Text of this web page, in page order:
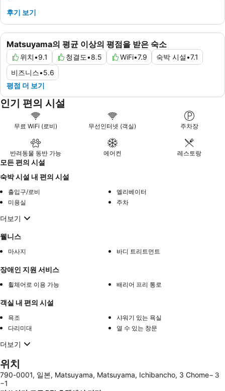
Matsuyama의 평균 이상의 평점을 받은 숙소
위치•9.1 청결도•8.5 WiFi•7.9 숙박 시설•7.1
비즈니스•5.6
평점 더 보기
후기 보기
인기 편의 시설
무료 WiFi (로비) 무선인터넷 (객실) 주차장
반려동물 동반 가능 에어컨 레스토랑
모든 편의 시설
숙박 시설 내 편의 시설
출입구/로비
엘리베이터
미용실
주차
더보기
웰니스
마사지 바디 트리트먼트
장애인 지원 서비스
휠체어로 이용 가능 배리어 프리 통로
객실 내 편의 시설
욕조
샤워기 있는 욕실
다리미대
열 수 있는 창문
더보기
위치
790-0001, 일본, Matsuyama, Matsuyama, Ichibancho, 3 Chome−３
−1